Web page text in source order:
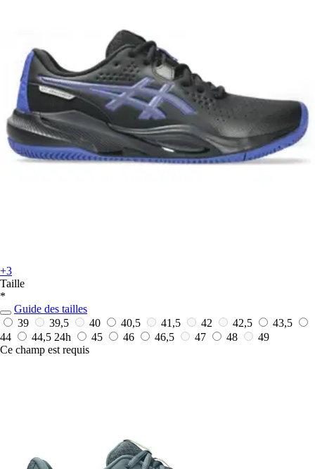
+3
Taille
*
Guide des tailles
39
39,5 40 40,5 41,5 42 42,5
43,5
44
44,5 24h 45 46 46,5 47 48
49
Ce champ est requis